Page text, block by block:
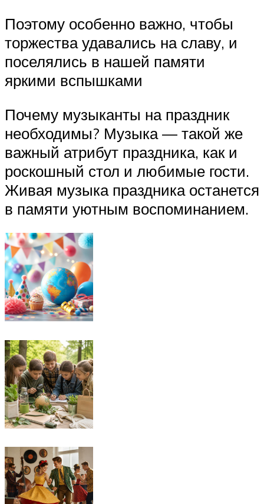
Поэтому особенно важно, чтобы
торжества удавались на славу, и
поселялись в нашей памяти
яркими вспышками
Почему музыканты на праздник
необходимы? Музыка — такой же
важный атрибут праздника, как и
роскошный стол и любимые гости.
Живая музыка праздника останется
в памяти уютным воспоминанием.